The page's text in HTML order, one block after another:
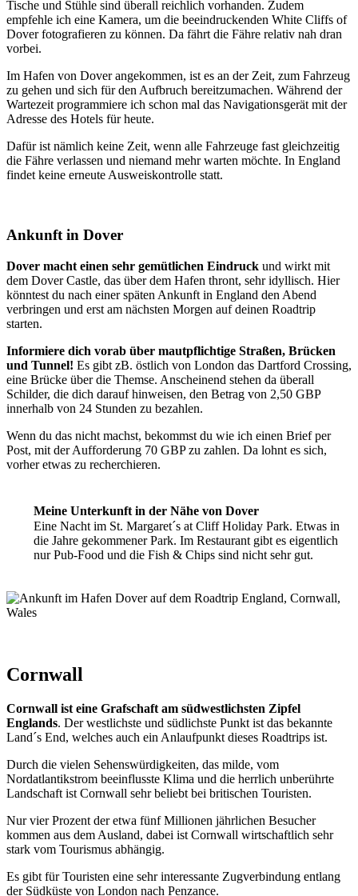
Tische und Stühle sind überall reichlich vorhanden. Zudem
empfehle ich eine Kamera, um die beeindruckenden White Cliffs of
Dover fotografieren zu können. Da fährt die Fähre relativ nah dran
vorbei.
Im Hafen von Dover angekommen, ist es an der Zeit, zum Fahrzeug
zu gehen und sich für den Aufbruch bereitzumachen. Während der
Wartezeit programmiere ich schon mal das Navigationsgerät mit der
Adresse des Hotels für heute.
Dafür ist nämlich keine Zeit, wenn alle Fahrzeuge fast gleichzeitig
die Fähre verlassen und niemand mehr warten möchte. In England
findet keine erneute Ausweiskontrolle statt.
Ankunft in Dover
Dover macht einen sehr gemütlichen Eindruck und wirkt mit
dem Dover Castle, das über dem Hafen thront, sehr idyllisch. Hier
könntest du nach einer späten Ankunft in England den Abend
verbringen und erst am nächsten Morgen auf deinen Roadtrip
starten.
Informiere dich vorab über mautpflichtige Straßen, Brücken
und Tunnel! Es gibt zB. östlich von London das Dartford Crossing,
eine Brücke über die Themse. Anscheinend stehen da überall
Schilder, die dich darauf hinweisen, den Betrag von 2,50 GBP
innerhalb von 24 Stunden zu bezahlen.
Wenn du das nicht machst, bekommst du wie ich einen Brief per
Post, mit der Aufforderung 70 GBP zu zahlen. Da lohnt es sich,
vorher etwas zu recherchieren.
Meine Unterkunft in der Nähe von Dover
Eine Nacht im St. Margaret´s at Cliff Holiday Park. Etwas in
die Jahre gekommener Park. Im Restaurant gibt es eigentlich
nur Pub-Food und die Fish & Chips sind nicht sehr gut.
Cornwall
Cornwall ist eine Grafschaft am südwestlichsten Zipfel
Englands. Der westlichste und südlichste Punkt ist das bekannte
Land´s End, welches auch ein Anlaufpunkt dieses Roadtrips ist.
Durch die vielen Sehenswürdigkeiten, das milde, vom
Nordatlantikstrom beeinflusste Klima und die herrlich unberührte
Landschaft ist Cornwall sehr beliebt bei britischen Touristen.
Nur vier Prozent der etwa fünf Millionen jährlichen Besucher
kommen aus dem Ausland, dabei ist Cornwall wirtschaftlich sehr
stark vom Tourismus abhängig.
Es gibt für Touristen eine sehr interessante Zugverbindung entlang
der Südküste von London nach Penzance.